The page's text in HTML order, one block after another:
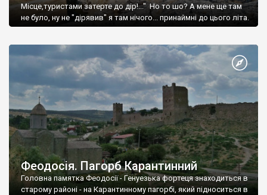
Місце,туристами затерте до дір!..." Но то шо? А мене ще там
не було, ну не "дірявив" я там нічого... принаймні до цього літа.
Феодосія. Пагорб Карантинний
Головна памятка Феодосії - Генуезька фортеця знаходиться в
старому районі - на Карантинному пагорбі, який підноситься в